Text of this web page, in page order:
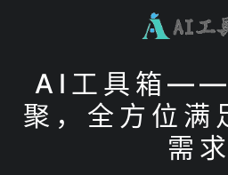
AI工具箱
聚，全方位满
需求